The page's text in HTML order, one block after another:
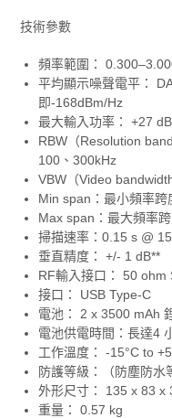
技術參數
頻率範圍：
平均顯示噪聲電平：
即-168dBm/Hz
最大輸入功率： +27
RBW（Resolution
100、300kHz
VBW（Video
Min span：最小頻率
Max span：最大頻率
掃描速率：0.15 s @
垂直精度： +/- 1 dB**
RF輸入接口： 50 ohm
接口： USB Type-C
電池： 2 x 3500 mAh
電池供電時間：長達4
工作溫度： -15°C to
防護等級：（防塵防水
外形尺寸： 135 x 83 x
重量： 0.57 kg